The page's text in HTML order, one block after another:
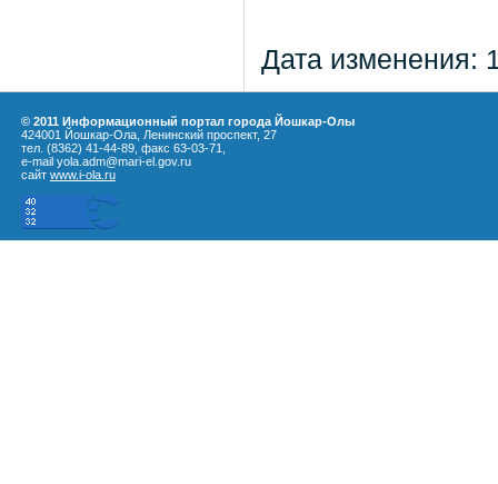
Дата изменения:
© 2011 Информационный портал города Йошкар-Олы
424001 Йошкар-Ола, Ленинский проспект, 27
тел. (8362) 41-44-89, факс 63-03-71,
e-mail yola.adm@mari-el.gov.ru
сайт www.i-ola.ru